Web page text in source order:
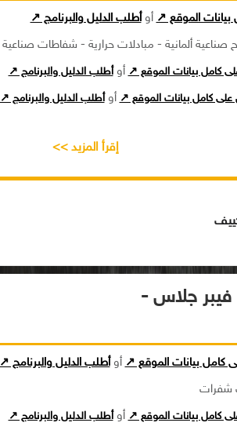
الموقع ↗ أوأطلب الدليل والبرنامج ↗
صناعية ألمانية - مبادلات حرارية - شفاطات صناعية
كامل بيانات الموقع ↗ أوأطلب الدليل والبرنامج ↗
كامل بيانات الموقع ↗ أوأطلب الدليل والبرنامج ↗
إقرأ المزيد >>
جلاس -
كامل بيانات الموقع ↗ أوأطلب الدليل والبرنامج ↗
شفرات
كامل بيانات الموقع ↗ أوأطلب الدليل والبرنامج ↗